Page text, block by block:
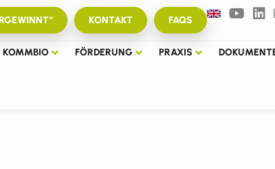
KONTAKT FAQS
KOMMBIO FÖRDERUNG PRAXIS